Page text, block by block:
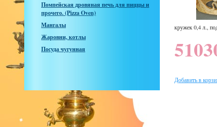
Помпейская дровяная печь для пиццы и
прочего. (Pizza Oven)
Мангалы
Жаровни, котлы
Посуда чугунная
кружек 0,4 л.,
Добавить в